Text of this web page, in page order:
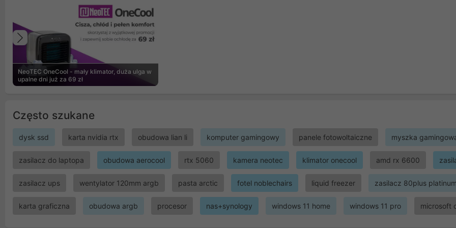
NeoTEC OneCool - mały klimator, duża ulga w
upalne dni już za 69 zł
Poprzedni
Często szukane
dysk ssd karta nvidia rtx obudowa lian li komputer gamingowy panele fotowoltaiczne myszka
zasilacz do laptopa obudowa aerocool rtx 5060 kamera neotec klimator onecool amd rx 6600
zasilacz ups wentylator 120mm argb pasta arctic fotel noblechairs liquid freezer zasilacz 80plus platinum
karta graficzna obudowa argb procesor nas+synology windows 11 home windows 11 pro microsoft